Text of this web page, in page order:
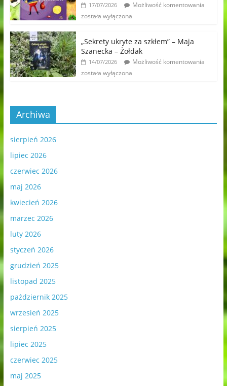
17/07/2026
Możliwość komentowania
została wyłączona
„Sekrety ukryte za szkłem” – Maja
Szanecka – Żołdak
14/07/2026
Możliwość komentowania
została wyłączona
Archiwa
sierpień 2026
lipiec 2026
czerwiec 2026
maj 2026
kwiecień 2026
marzec 2026
luty 2026
styczeń 2026
grudzień 2025
listopad 2025
październik 2025
wrzesień 2025
sierpień 2025
lipiec 2025
czerwiec 2025
maj 2025